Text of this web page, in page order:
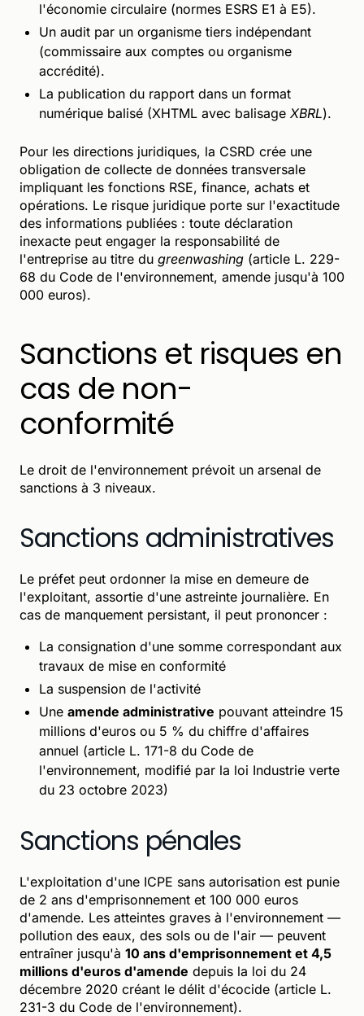
l'économie circulaire (normes ESRS E1 à E5).
Un audit par un organisme tiers indépendant
(commissaire aux comptes ou organisme
accrédité).
La publication du rapport dans un format
numérique balisé (XHTML avec balisage XBRL).
Pour les directions juridiques, la CSRD crée une
obligation de collecte de données transversale
impliquant les fonctions RSE, finance, achats et
opérations. Le risque juridique porte sur l'exactitude
des informations publiées : toute déclaration
inexacte peut engager la responsabilité de
l'entreprise au titre du greenwashing (article L. 229-
68 du Code de l'environnement, amende jusqu'à 100
000 euros).
Sanctions et risques en
cas de non-
conformité
Le droit de l'environnement prévoit un arsenal de
sanctions à 3 niveaux.
Sanctions administratives
Le préfet peut ordonner la mise en demeure de
l'exploitant, assortie d'une astreinte journalière. En
cas de manquement persistant, il peut prononcer :
La consignation d'une somme correspondant aux
travaux de mise en conformité
La suspension de l'activité
Une amende administrative pouvant atteindre 15
millions d'euros ou 5 % du chiffre d'affaires
annuel (article L. 171-8 du Code de
l'environnement, modifié par la loi Industrie verte
du 23 octobre 2023)
Sanctions pénales
L'exploitation d'une ICPE sans autorisation est punie
de 2 ans d'emprisonnement et 100 000 euros
d'amende. Les atteintes graves à l'environnement —
pollution des eaux, des sols ou de l'air — peuvent
entraîner jusqu'à 10 ans d'emprisonnement et 4,5
millions d'euros d'amende depuis la loi du 24
décembre 2020 créant le délit d'écocide (article L.
231-3 du Code de l'environnement).